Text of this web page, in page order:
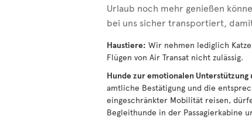
Urlaub noch mehr genießen
bei uns sicher transportiert,
Haustiere: Wir nehmen lediglich
Flügen von Air Transat nicht zulässig.
Hunde zur emotionalen
amtliche Bestätigung und die
eingeschränkter Mobilität reisen,
Begleithunde in der Passagierkabine